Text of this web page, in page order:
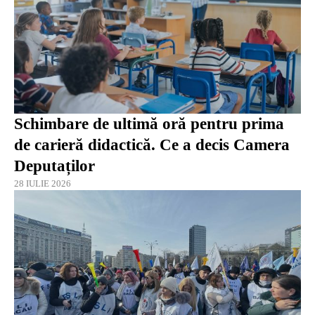
Schimbare de ultimă oră pentru prima
de carieră didactică. Ce a decis Camera
Deputaților
28 IULIE 2026